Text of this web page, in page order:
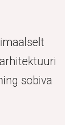
sobiva